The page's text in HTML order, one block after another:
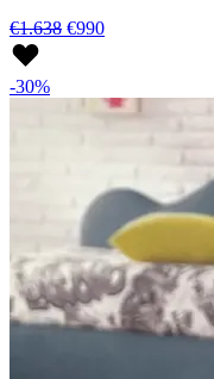
€1.638 €990
-30%